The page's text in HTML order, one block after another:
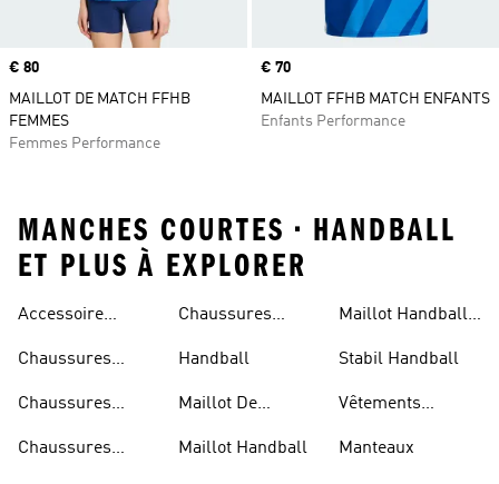
Prix
€ 80
MAILLOT DE MATCH FFHB
FEMMES
Femmes Performance
Prix
€ 70
MAILLOT FFHB MATCH ENFANTS
Enfants Performance
MANCHES COURTES • HANDBALL
ET PLUS À EXPLORER
Accessoire
Chaussures
Chaussures
Chaussures
Chaussures
Handball
Maillot De
Maillot Handball
Maillot Handball
Stabil Handball
Vêtements
Manteaux